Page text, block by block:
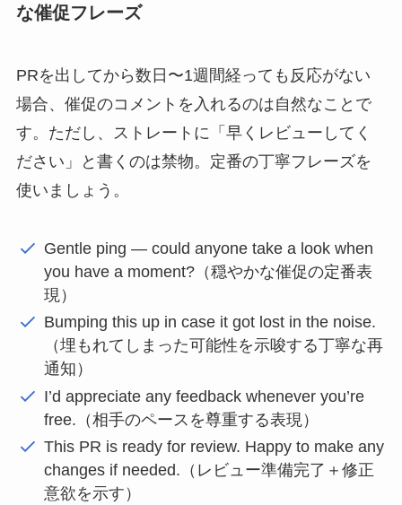
な催促フレーズ
PRを出してから数日〜1週間経っても反応がない
場合、催促のコメントを入れるのは自然なことで
す。ただし、ストレートに「早くレビューしてく
ださい」と書くのは禁物。定番の丁寧フレーズを
使いましょう。
Gentle ping — could anyone take a look when
you have a moment?（穏やかな催促の定番表
現）
Bumping this up in case it got lost in the noise.
（埋もれてしまった可能性を示唆する丁寧な再
通知）
I’d appreciate any feedback whenever you’re
free.（相手のペースを尊重する表現）
This PR is ready for review. Happy to make any
changes if needed.（レビュー準備完了＋修正
意欲を示す）